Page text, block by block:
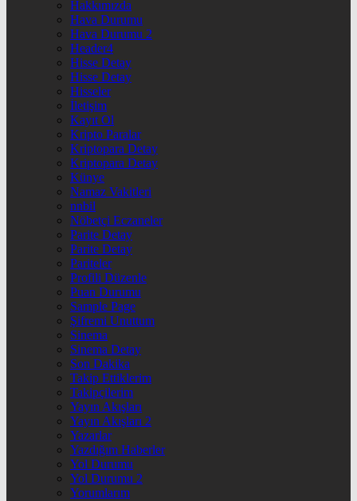
Hakkımızda
Hava Durumu
Hava Durumu 2
Header4
Hisse Detay
Hisse Detay
Hisseler
İletişim
Kayıt Ol
Kripto Paralar
Kriptopara Detay
Kriptopara Detay
Künye
Namaz Vakitleri
nnbil
Nöbetçi Eczaneler
Parite Detay
Parite Detay
Pariteler
Profili Düzenle
Puan Durumu
Sample Page
Şifremi Unuttum
Sinema
Sinema Detay
Son Dakika
Takip Ettiklerim
Takipçilerim
Yayın Akışları
Yayın Akışları 2
Yazarlar
Yazdığım Haberler
Yol Durumu
Yol Durumu 2
Yorumlarım